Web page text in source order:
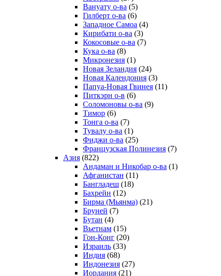
Вануату о-ва (5)
Гилберт о-ва (6)
Западное Самоа (4)
Кирибати о-ва (3)
Кокосовые о-ва (7)
Кука о-ва (8)
Микронезия (1)
Новая Зеландия (24)
Новая Календония (3)
Папуа-Новая Гвинея (11)
Питкэрн о-в (6)
Соломоновы о-ва (9)
Тимор (6)
Тонга о-ва (7)
Тувалу о-ва (1)
Фиджи о-ва (25)
Французская Полинезия (7)
Азия (822)
Андаман и Никобар о-ва (1)
Афганистан (11)
Бангладеш (18)
Бахрейн (12)
Бирма (Мьянма) (21)
Бруней (7)
Бутан (4)
Вьетнам (15)
Гон-Конг (20)
Израиль (33)
Индия (68)
Индонезия (27)
Иордания (21)